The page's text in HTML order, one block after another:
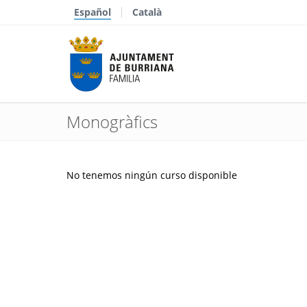
Español Català
Monogràfics
No tenemos ningún curso disponible